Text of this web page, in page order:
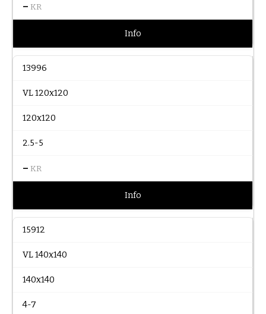
– KR
Info
13996
VL 120x120
120x120
2.5-5
– KR
Info
15912
VL 140x140
140x140
4-7